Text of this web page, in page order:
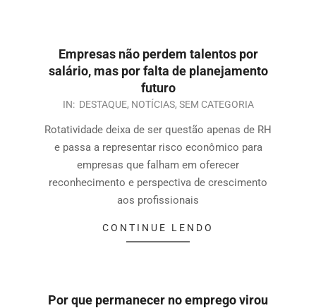
Empresas não perdem talentos por
salário, mas por falta de planejamento
futuro
IN: DESTAQUE, NOTÍCIAS, SEM CATEGORIA
Rotatividade deixa de ser questão apenas de RH
e passa a representar risco econômico para
empresas que falham em oferecer
reconhecimento e perspectiva de crescimento
aos profissionais
CONTINUE LENDO
Por que permanecer no emprego virou